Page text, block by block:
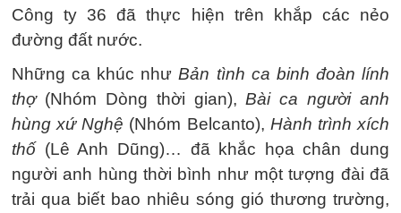
Công ty 36 đã thực hiện trên khắp các nẻo
đường đất nước.
Những ca khúc nhưBản tình ca binh đoàn lính
thợ(Nhóm Dòng thời gian), Bài ca người anh
hùng xứ Nghệ (Nhóm Belcanto), Hành trình xích
thố (Lê Anh Dũng)… đã khắc họa chân dung
người anh hùng thời bình như một tượng đài đã
trải qua biết bao nhiêu sóng gió thương trường,